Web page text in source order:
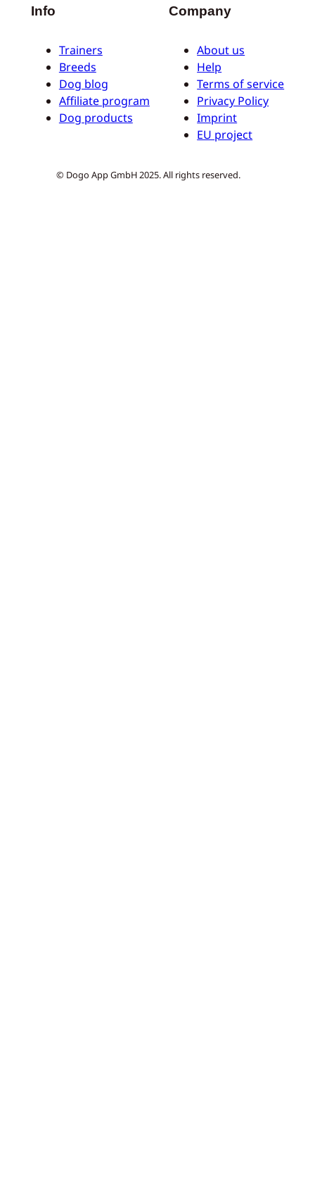
Info
Trainers
Breeds
Dog blog
Affiliate program
Dog products
Company
About us
Help
Terms of service
Privacy Policy
Imprint
EU project
© Dogo App GmbH 2025. All rights reserved.